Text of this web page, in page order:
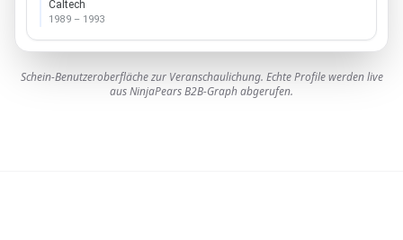
Caltech
1989 – 1993
Schein-Benutzeroberfläche zur Veranschaulichung. Echte Profile werden live
aus NinjaPears B2B-Graph abgerufen.